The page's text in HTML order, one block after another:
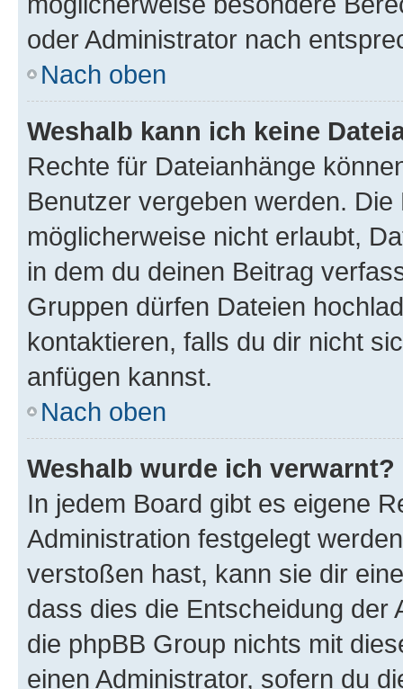
oder Administrator nach
Nach oben
Weshalb kann ich keine
Rechte für Dateianhänge
Benutzer vergeben werden.
möglicherweise nicht erlaubt,
in dem du deinen Beitrag
Gruppen dürfen Dateien
kontaktieren, falls du dir nicht
anfügen kannst.
Nach oben
Weshalb wurde ich verwarnt?
In jedem Board gibt es eigene
Administration festgelegt
verstoßen hast, kann sie dir
dass dies die Entscheidung der
die phpBB Group nichts mit
einen Administrator, sofern du